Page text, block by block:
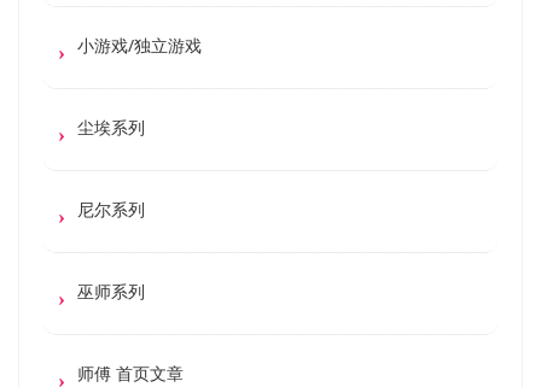
小游戏/独立游戏
尘埃系列
尼尔系列
巫师系列
师傅 首页文章